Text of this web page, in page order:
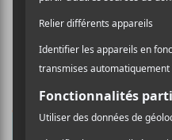
Ne manquez
nouvelles!
Abonnez-vous à
Auditif pour tout
musicale,